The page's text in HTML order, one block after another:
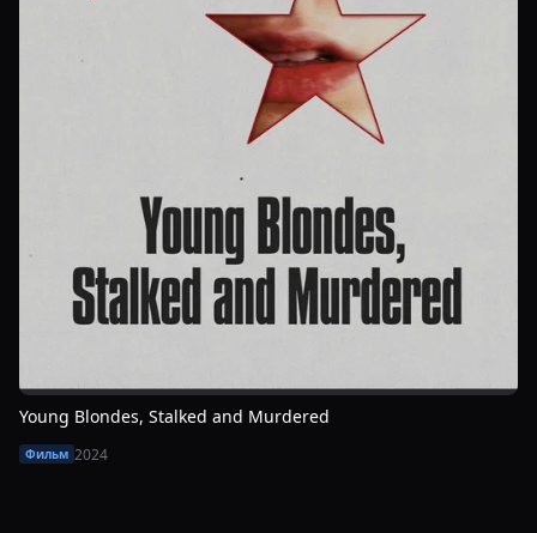
Young Blondes, Stalked and Murdered
Фильм 2024